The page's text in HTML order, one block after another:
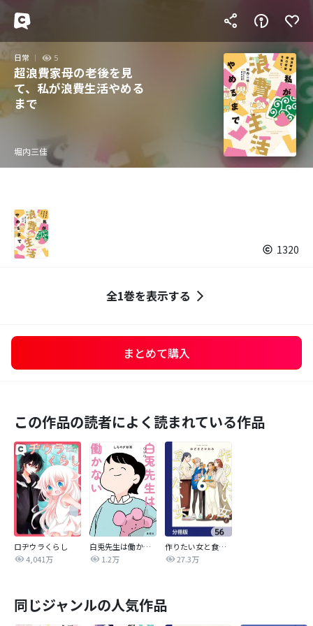
日常 5
超浪費家母の老後を見
て、私が浪費生活やめる
まで
堀内三佳
1320
全1巻を表示する
まとめて購入
この作品の読者によく読まれている作品
ロヂウラくらし
4,041万
白兎先生は働かない【タテヨミ】
1.2万
作りたい女と食べたい女【分冊版】
27.3万
同じジャンルの人気作品